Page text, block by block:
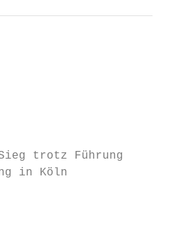
trotz Führung
in Köln